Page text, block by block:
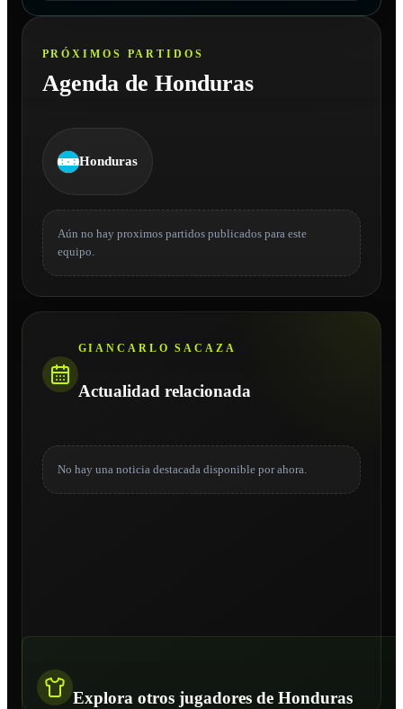
PRÓXIMOS PARTIDOS
Agenda de Honduras
Honduras
Aún no hay proximos partidos publicados para este
equipo.
GIANCARLO SACAZA
Actualidad relacionada
No hay una noticia destacada disponible por ahora.
Explora otros jugadores de Honduras